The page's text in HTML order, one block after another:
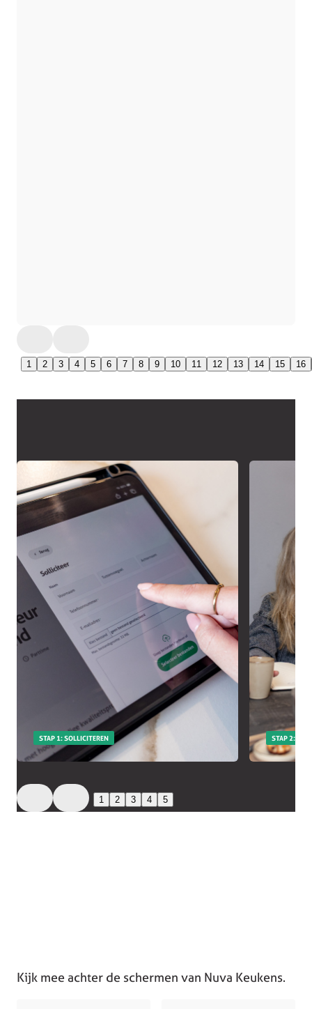
1 2 3 4 5 6 7 8 9 10 11 12 13 14 15 16
STAP 1: SOLLICITEREN STAP 2:
1 2 3 4 5
Kijk mee achter de schermen van Nuva Keukens.